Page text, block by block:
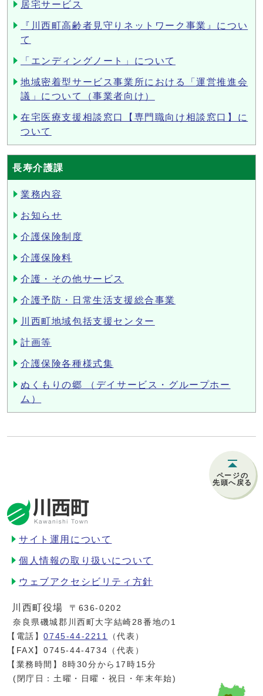
居宅サービス
『川西町高齢者見守りネットワーク事業』につい
て
「エンディングノート」について
地域密着型サービス事業所における「運営推進会
議」について（事業者向け）
在宅医療支援相談窓口【専門職向け相談窓口】に
ついて
長寿介護課
業務内容
お知らせ
介護保険制度
介護保険料
介護・その他サービス
介護予防・日常生活支援総合事業
川西町地域包括支援センター
計画等
介護保険各種様式集
ぬくもりの郷 （デイサービス・グループホー
ム）
ページの
先頭へ戻る
サイト運用について
個人情報の取り扱いについて
ウェブアクセシビリティ方針
川西町役場
〒636-0202
奈良県磯城郡川西町大字結崎28番地の1
【電話】0745-44-2211
（代表）
【FAX】0745-44-4734（代表）
【業務時間】8時30分から17時15分
(閉庁日：土曜・日曜・祝日・年末年始)